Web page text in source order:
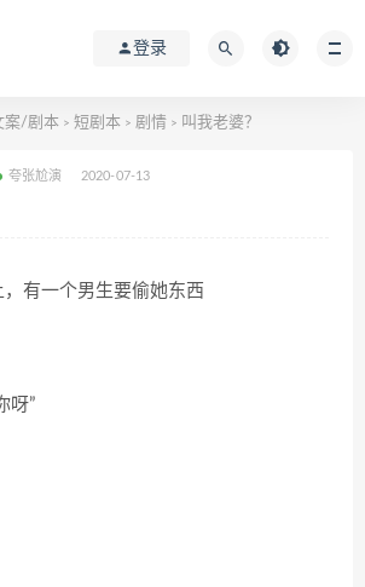
登录
案/剧本 > 短剧本 > 剧情 > 叫我老婆？
夸张尬演 2020-07-13
有一个男生要偷她东西
呀”